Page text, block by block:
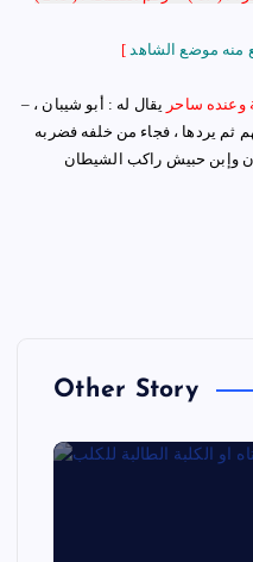
[ منه موضع الشاهد
– وعنده ساحر يقال له : أبو شيبان ،
ثم يردها ، فجاء من خلفه فضربه
وإبن حبيش راكب الشيطان
Other Story